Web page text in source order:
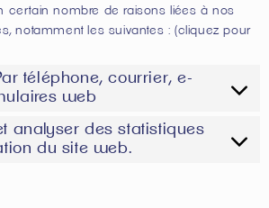
certain nombre de raisons liées à nos
notamment les suivantes : (cliquez pour
téléphone, courrier, e-
web
analyser des statistiques
du site web.